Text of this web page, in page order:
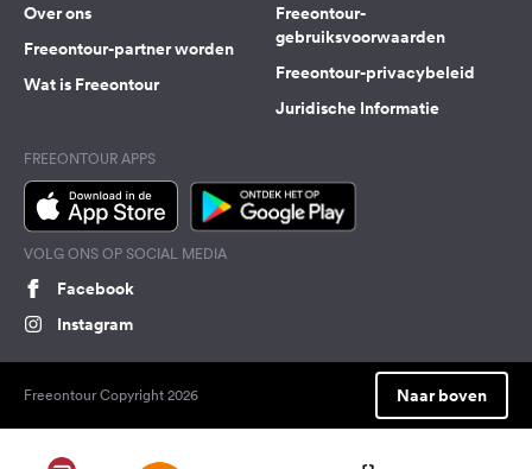
Over ons
Freeontour-partner worden
Wat is Freeontour
Freeontour-
gebruiksvoorwaarden
Freeontour-privacybeleid
Juridische Informatie
FREEONTOUR APPS
VOLG ONS OP SOCIAL MEDIA
Facebook
Instagram
Freeontour Copyright 2026 Naar boven